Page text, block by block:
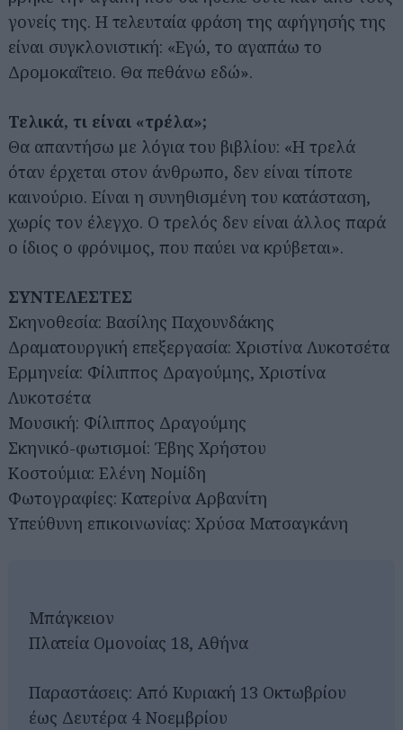
γονείς της. Η τελευταία φράση της αφήγησής της
είναι συγκλονιστική: «Εγώ, το αγαπάω το
Δρομοκαΐτειο. Θα πεθάνω εδώ».
Τελικά, τι είναι «τρέλα»;
Θα απαντήσω με λόγια του βιβλίου: «Η τρελά
όταν έρχεται στον άνθρωπο, δεν είναι τίποτε
καινούριο. Είναι η συνηθισμένη του κατάσταση,
χωρίς τον έλεγχο. Ο τρελός δεν είναι άλλος παρά
ο ίδιος ο φρόνιμος, που παύει να κρύβεται».
ΣΥΝΤΕΛΕΣΤΕΣ
Σκηνοθεσία: Βασίλης Παχουνδάκης
Δραματουργική επεξεργασία: Χριστίνα Λυκοτσέτα
Ερμηνεία: Φίλιππος Δραγούμης, Χριστίνα
Λυκοτσέτα
Μουσική: Φίλιππος Δραγούμης
Σκηνικό-φωτισμοί: Έβης Χρήστου
Κοστούμια: Ελένη Νομίδη
Φωτογραφίες: Κατερίνα Αρβανίτη
Υπεύθυνη επικοινωνίας: Χρύσα Ματσαγκάνη
Μπάγκειον
Πλατεία Ομονοίας 18, Αθήνα
Παραστάσεις: Από Κυριακή 13 Οκτωβρίου
έως Δευτέρα 4 Νοεμβρίου